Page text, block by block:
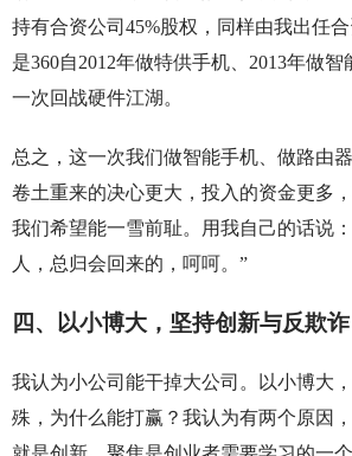
持有合资公司45%股权，同样由我出任
是360自2012年做特供手机、2013年做
一次回战硬件江湖。
总之，这一次我们做智能手机、做路由
卷土重来的决心更大，投入的资金更多
我们希望能一雪前耻。用我自己的话说
人，总归会回来的，呵呵。”
四、以小博大，坚持创新与反欺诈
我认为小公司能干掉大公司。以小博大
殊，为什么能打赢？我认为有两个原因